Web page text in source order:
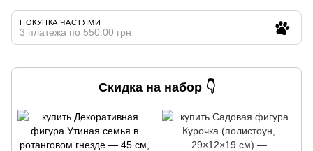
ПОКУПКА ЧАСТЯМИ
3 платежа по 550.00 грн
Скидка на набор 👇